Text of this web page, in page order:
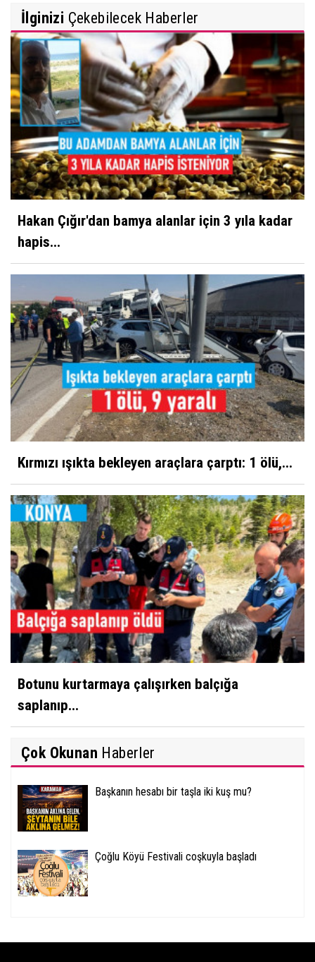
İlginizi Çekebilecek Haberler
Hakan Çığır'dan bamya alanlar için 3 yıla kadar
hapis...
Kırmızı ışıkta bekleyen araçlara çarptı: 1 ölü,...
Botunu kurtarmaya çalışırken balçığa
saplanıp...
Çok Okunan Haberler
Başkanın hesabı bir taşla iki kuş mu?
Çoğlu Köyü Festivali coşkuyla başladı